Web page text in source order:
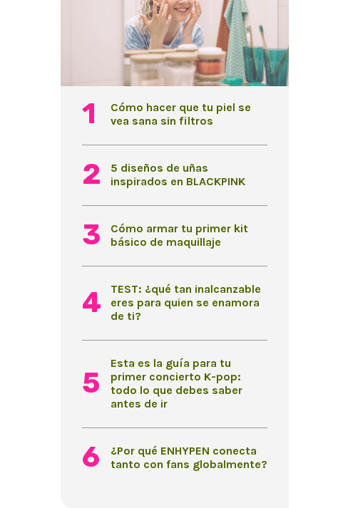
Cómo hacer que tu piel se
vea sana sin filtros
5 diseños de uñas
inspirados en BLACKPINK
Cómo armar tu primer kit
básico de maquillaje
TEST: ¿qué tan inalcanzable
eres para quien se enamora
de ti?
Esta es la guía para tu
primer concierto K-pop:
todo lo que debes saber
antes de ir
¿Por qué ENHYPEN conecta
tanto con fans globalmente?